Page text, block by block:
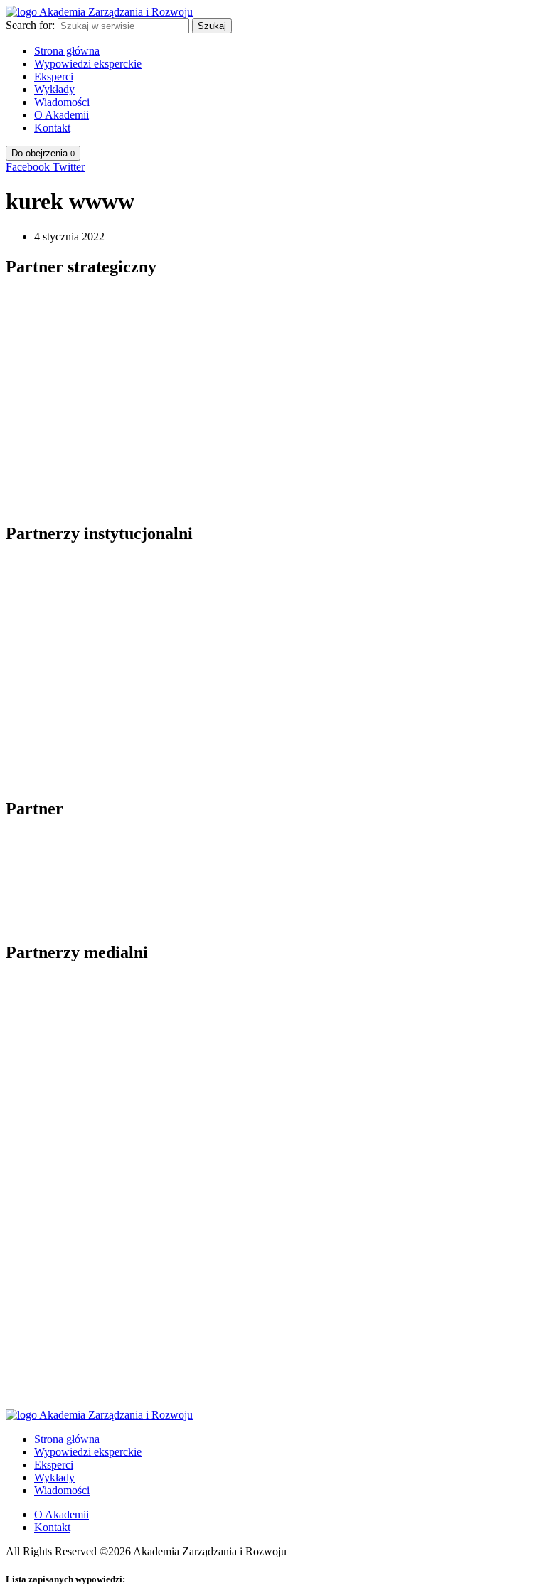
Search for: Szukaj
Strona główna
Wypowiedzi eksperckie
Eksperci
Wykłady
Wiadomości
O Akademii
Kontakt
Do obejrzenia 0
Facebook Twitter
kurek wwww
4 stycznia 2022
Partner strategiczny
Partnerzy instytucjonalni
Partner
Partnerzy medialni
Strona główna
Wypowiedzi eksperckie
Eksperci
Wykłady
Wiadomości
O Akademii
Kontakt
All Rights Reserved ©2026 Akademia Zarządzania i Rozwoju
Lista zapisanych wypowiedzi: